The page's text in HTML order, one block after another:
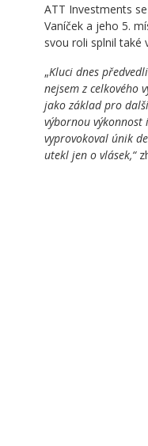
ATT Investments
Vaníček a jeho 5.
svou roli splnil také
„Kluci dnes
nejsem z celkového
jako základ pro
výbornou výkonnost
vyprovokoval únik
utekl jen o vlásek,“